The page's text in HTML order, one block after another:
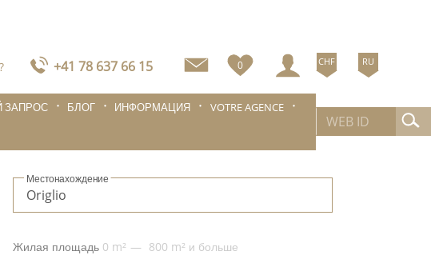
+41 78 637 66 15 0 CHF RU
ЗАПРОС БЛОГ ИНФОРМАЦИЯ
VOTRE AGENCE
Местонахождение
Жилая площадь 0 m² 800 m² и больше